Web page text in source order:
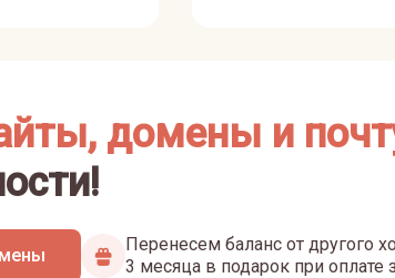
домены и
Перенесем баланс от другого
3 месяца в подарок при оплате